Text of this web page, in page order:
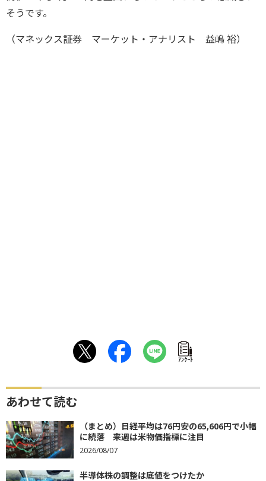
そうです。
（マネックス証券 マーケット・アナリスト 益嶋 裕）
ｱﾝｹｰﾄ
あわせて読む
（まとめ）日経平均は76円安の65,606円で小幅
に続落 来週は米物価指標に注目
2026/08/07
半導体株の調整は底値をつけたか